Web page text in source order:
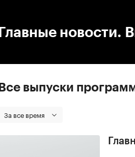
Главные новости.
Все выпуски
За все время